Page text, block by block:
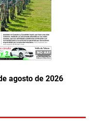
agosto de 2026